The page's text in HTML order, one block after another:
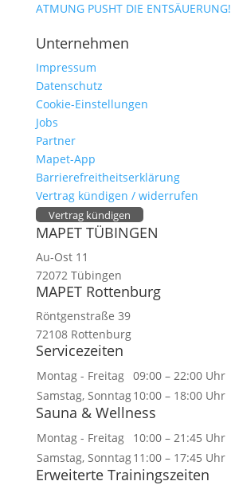
ATMUNG PUSHT DIE ENTSÄUERUNG!
Unternehmen
Impressum
Datenschutz
Cookie-Einstellungen
Jobs
Partner
Mapet-App
Barrierefreitheitserklärung
Vertrag kündigen / widerrufen
Vertrag kündigen
MAPET TÜBINGEN
Au-Ost 11
72072 Tübingen
MAPET Rottenburg
Röntgenstraße 39
72108 Rottenburg
Servicezeiten
Montag - Freitag 09:00 – 22:00 Uhr
Samstag, Sonntag10:00 – 18:00 Uhr
Sauna & Wellness
Montag - Freitag
10:00 – 21:45 Uhr
Samstag, Sonntag11:00 – 17:45 Uhr
Erweiterte Trainingszeiten